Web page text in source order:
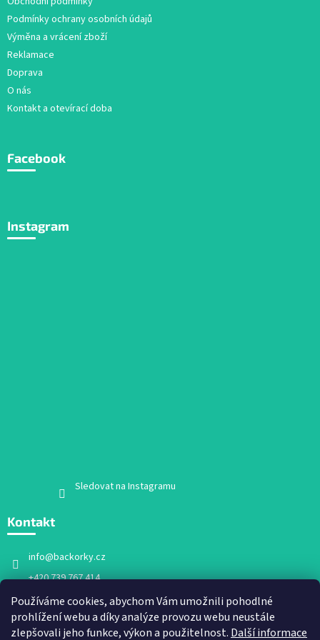
Používáme cookies, abychom Vám umožnili pohodlné
prohlížení webu a díky analýze provozu webu neustále
zlepšovali jeho funkce, výkon a použitelnost. Další informace
Podmínky ochrany osobních údajů
Výměna a vrácení zboží
Reklamace
Doprava
O nás
Kontakt a otevírací doba
Facebook
Instagram
Sledovat na Instagramu
Kontakt
info@backorky.cz
+420 739 767 414
Facebook
backorky.cz